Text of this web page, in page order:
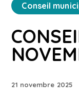
Conseil
21 novembre 2025